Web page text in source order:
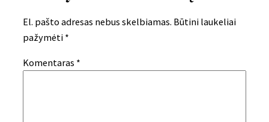
El. pašto adresas nebus skelbiamas. Būtini laukeliai
pažymėti *
Komentaras *